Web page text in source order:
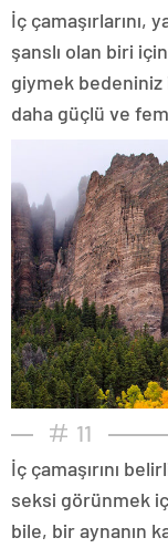
İç çamaşırlarını,
şanslı olan biri
giymek bedeniniz
daha güçlü ve
11
İç çamaşırını
seksi görünmek
bile, bir aynanın